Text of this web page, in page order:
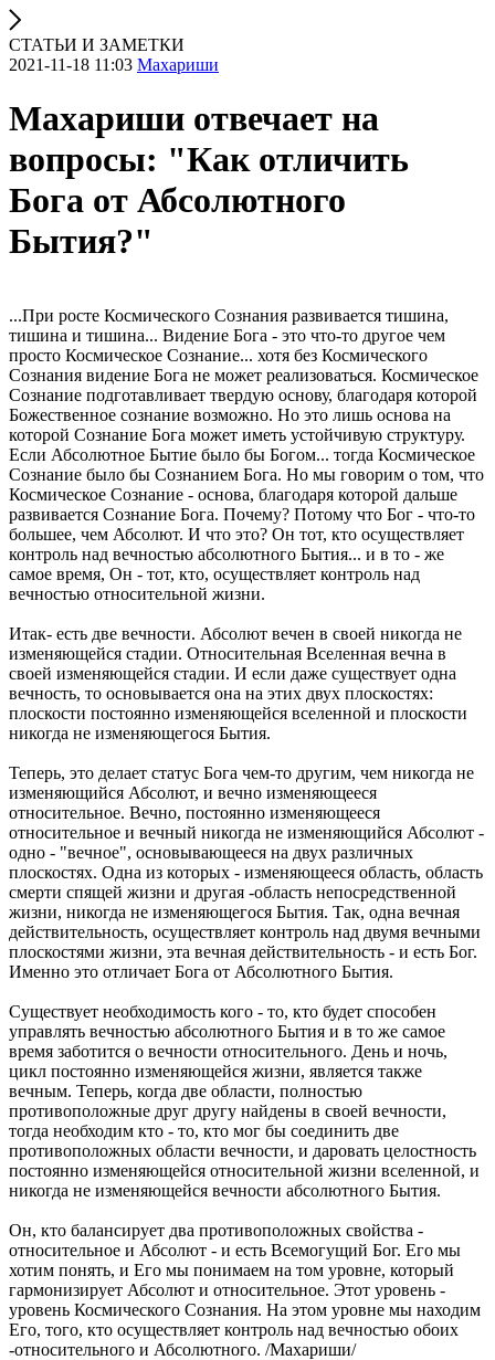
СТАТЬИ И ЗАМЕТКИ
2021-11-18 11:03 Махариши
Махариши отвечает на
вопросы: "Как отличить
Бога от Абсолютного
Бытия?"
...При росте Космического Сознания развивается тишина,
тишина и тишина... Видение Бога - это что-то другое чем
просто Космическое Сознание... хотя без Космического
Сознания видение Бога не может реализоваться. Космическое
Сознание подготавливает твердую основу, благодаря которой
Божественное сознание возможно. Но это лишь основа на
которой Сознание Бога может иметь устойчивую структуру.
Если Абсолютное Бытие было бы Богом... тогда Космическое
Сознание было бы Сознанием Бога. Но мы говорим о том, что
Космическое Сознание - основа, благодаря которой дальше
развивается Сознание Бога. Почему? Потому что Бог - что-то
большее, чем Абсолют. И что это? Он тот, кто осуществляет
контроль над вечностью абсолютного Бытия... и в то - же
самое время, Он - тот, кто, осуществляет контроль над
вечностью относительной жизни.
Итак- есть две вечности. Абсолют вечен в своей никогда не
изменяющейся стадии. Относительная Вселенная вечна в
своей изменяющейся стадии. И если даже существует одна
вечность, то основывается она на этих двух плоскостях:
плоскости постоянно изменяющейся вселенной и плоскости
никогда не изменяющегося Бытия.
Теперь, это делает статус Бога чем-то другим, чем никогда не
изменяющийся Абсолют, и вечно изменяющееся
относительное. Вечно, постоянно изменяющееся
относительное и вечный никогда не изменяющийся Абсолют -
одно - "вечное", основывающееся на двух различных
плоскостях. Одна из которых - изменяющееся область, область
смерти спящей жизни и другая -область непосредственной
жизни, никогда не изменяющегося Бытия. Так, одна вечная
действительность, осуществляет контроль над двумя вечными
плоскостями жизни, эта вечная действительность - и есть Бог.
Именно это отличает Бога от Абсолютного Бытия.
Существует необходимость кого - то, кто будет способен
управлять вечностью абсолютного Бытия и в то же самое
время заботится о вечности относительного. День и ночь,
цикл постоянно изменяющейся жизни, является также
вечным. Теперь, когда две области, полностью
противоположные друг другу найдены в своей вечности,
тогда необходим кто - то, кто мог бы соединить две
противоположных области вечности, и даровать целостность
постоянно изменяющейся относительной жизни вселенной, и
никогда не изменяющейся вечности абсолютного Бытия.
Он, кто балансирует два противоположных свойства -
относительное и Абсолют - и есть Всемогущий Бог. Его мы
хотим понять, и Его мы понимаем на том уровне, который
гармонизирует Абсолют и относительное. Этот уровень -
уровень Космического Сознания. На этом уровне мы находим
Его, того, кто осуществляет контроль над вечностью обоих
-относительного и Абсолютного. /Махариши/